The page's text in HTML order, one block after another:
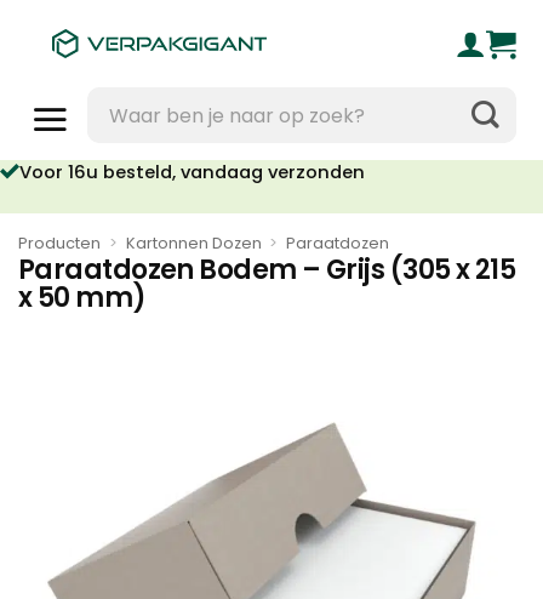
naar:
Voor 16u besteld, vandaag verzonden
Producten > Kartonnen Dozen > Paraatdozen
Paraatdozen Bodem – Grijs (305 x 215
x 50 mm)